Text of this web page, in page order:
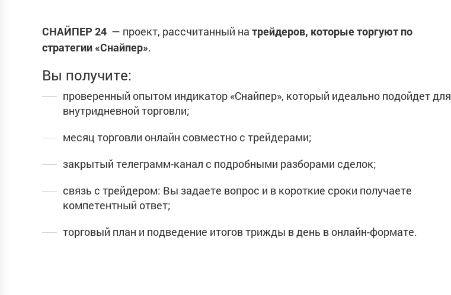
СНАЙПЕР 24— проект, рассчитанный на трейдеров, которые торгуют по
стратегии «Снайпер».
Вы получите:
проверенный опытом индикатор «Снайпер», который идеально подойдет для
внутридневной торговли;
месяц торговли онлайн совместно с трейдерами;
закрытый телеграмм-канал с подробными разборами сделок;
связь с трейдером: Вы задаете вопрос и в короткие сроки получаете
компетентный ответ;
торговый план и подведение итогов трижды в день в онлайн-формате.